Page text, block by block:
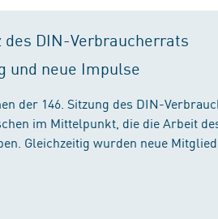
des DIN-Verbraucherrats
und neue Impulse
der 146. Sitzung des DIN-
im Mittelpunkt, die die Arbeit
Gleichzeitig wurden neue